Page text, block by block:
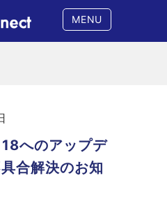
MENU
18へのアップデ
合解決のお知